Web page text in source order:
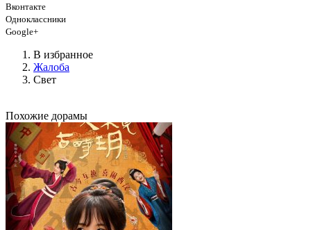
Вконтакте
Одноклассники
Google+
В избранное
Жалоба
Свет
Похожие дорамы